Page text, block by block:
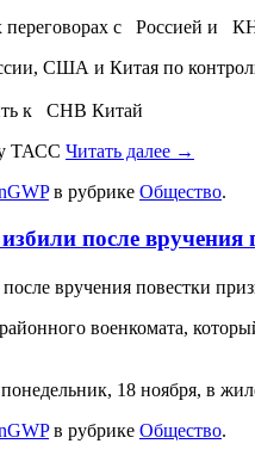
с Россией и
США и Китая по
к СНВ Китай
ТАСС Читать далее →
в рубрике Общество.
после
вручения повестки
военкомата,
18 ноября, в
в рубрике Общество.